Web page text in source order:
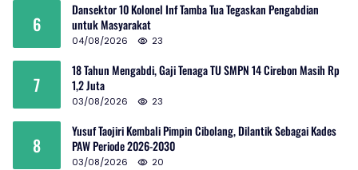
6
Dansektor 10 Kolonel Inf Tamba Tua Tegaskan Pengabdian
untuk Masyarakat
04/08/2026 23
7
18 Tahun Mengabdi, Gaji Tenaga TU SMPN 14 Cirebon Masih Rp
1,2 Juta
03/08/2026 23
8
Yusuf Taojiri Kembali Pimpin Cibolang, Dilantik Sebagai Kades
PAW Periode 2026-2030
03/08/2026 20